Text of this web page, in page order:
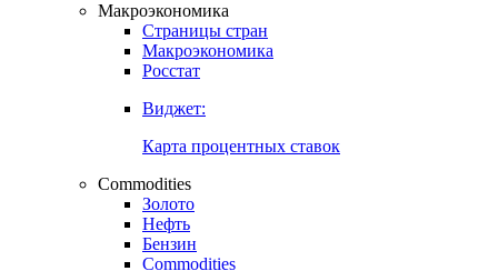
Макроэкономика
Страницы стран
Макроэкономика
Росстат
Виджет:
Карта процентных ставок
Commodities
Золото
Нефть
Бензин
Commodities